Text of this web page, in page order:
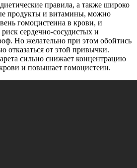
правила, а также широко
продукты и витамины, можно
гомоцистеина в крови, и
сердечно-сосудистых и
Но желательно при этом обойтись
отказаться от этой привычки.
сильно снижает концентрацию
и повышает гомоцистеин.